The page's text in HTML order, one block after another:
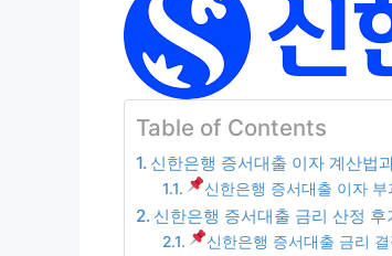
Table of Contents
신한은행 증서대출 이자 계산법
신한은행 증서대출 이자
신한은행 증서대출 금리 산정
신한은행 증서대출 금리